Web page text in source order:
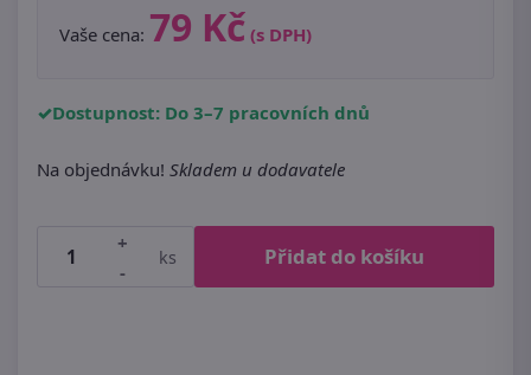
Vaše cena: 79 Kč (s DPH)
Dostupnost: Do 3–7 pracovních dnů
Na objednávku! Skladem u dodavatele
+
-
ks Přidat do košíku